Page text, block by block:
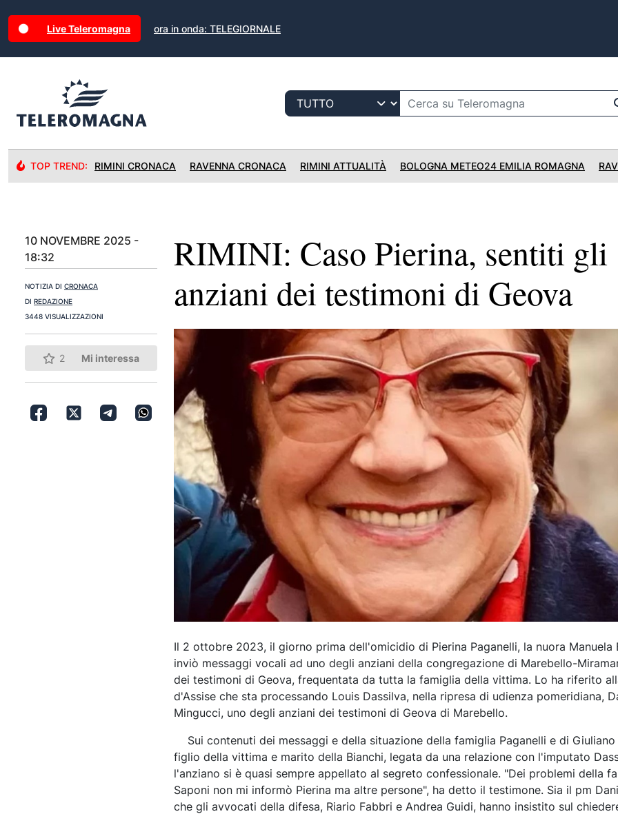
Live Teleromagna ora in onda: TELEGIORNALE
TOP TREND: RIMINI CRONACA RAVENNA CRONACA RIMINI ATTUALITÀ BOLOGNA METEO24 EMILIA ROMAGNA
10 NOVEMBRE 2025 -
18:32
NOTIZIA DI CRONACA
DI REDAZIONE
3448 VISUALIZZAZIONI
2 Mi interessa
RIMINI: Caso Pierina, sentiti gli
anziani dei testimoni di Geova
Il 2 ottobre 2023, il giorno prima dell'omicidio di Pierina Paganelli, la nuora Manuela
inviò messaggi vocali ad uno degli anziani della congregazione di Marebello-
dei testimoni di Geova, frequentata da tutta la famiglia della vittima. Lo ha riferito
d'Assise che sta processando Louis Dassilva, nella ripresa di udienza pomeridiana,
Mingucci, uno degli anziani dei testimoni di Geova di Marebello.
Sui contenuti dei messaggi e della situazione della famiglia Paganelli e di Giuliano
figlio della vittima e marito della Bianchi, legata da una relazione con l'imputato
l'anziano si è quasi sempre appellato al segreto confessionale. "Dei problemi della
Saponi non mi informò Pierina ma altre persone", ha detto il testimone. Sia il pm
che gli avvocati della difesa, Riario Fabbri e Andrea Guidi, hanno insistito sul